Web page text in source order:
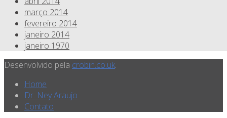
março 2014
fevereiro 2014
janeiro 2014
janeiro 1970
Desenvolvido pela crobin.co.uk.
Home
Dr. Ney Araujo
Contato